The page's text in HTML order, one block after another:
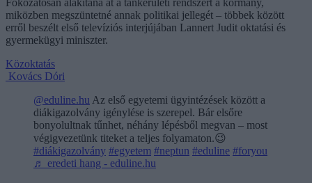
miközben megszüntetné annak politikai jellegét – többek között
erről beszélt első televíziós interjújában Lannert Judit oktatási és
gyermekügyi miniszter.
Közoktatás
Kovács Dóri
@eduline.hu Az első egyetemi ügyintézések között a
diákigazolvány igénylése is szerepel. Bár elsőre
bonyolultnak tűnhet, néhány lépésből megvan – most
végigvezetünk titeket a teljes folyamaton.😉
#diákigazolvány #egyetem #neptun #eduline #foryou
♬ eredeti hang - eduline.hu